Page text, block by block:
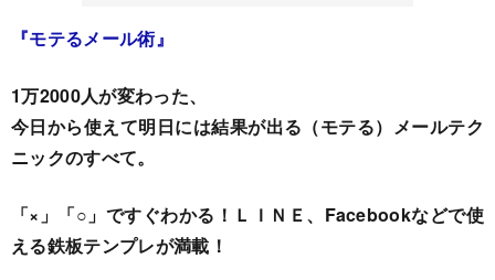
『モテるメール術』
1万2000人が変わった、
今日から使えて明日には結果が出る（モテる）メールテク
ニックのすべて。
「×」「○」ですぐわかる！ＬＩＮＥ、Facebookなどで使
える鉄板テンプレが満載！